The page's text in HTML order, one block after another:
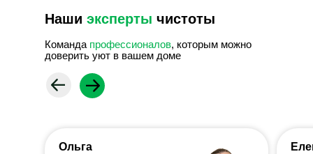
Команда профессионалов, которым можно
доверить уют в вашем доме
Наши эксперты чистоты
Ольга